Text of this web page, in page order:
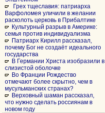
Грех тщеславия: патриарха
Варфоломея уличили в желании
расколоть церковь в Прибалтике
Культурный разрыв в Америке:
семья против индивидуализма
Патриарх Кирилл рассказал,
почему Бог не создаёт идеального
государства
В Германии Христа изобразили в
слизистой оболочке
Во Франции Рождество
отмечают более скрытно, чем в
мусульманских странах?
Верховный шаман рассказал,
что нужно сделать россиянам в
новом году